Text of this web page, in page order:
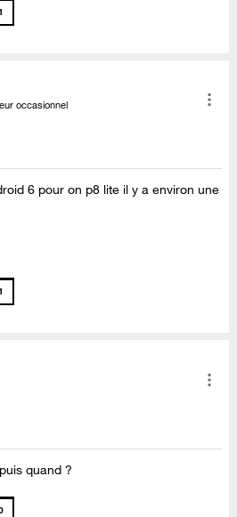
occasionnel
6 pour on p8 lite il y a environ une
quand ?